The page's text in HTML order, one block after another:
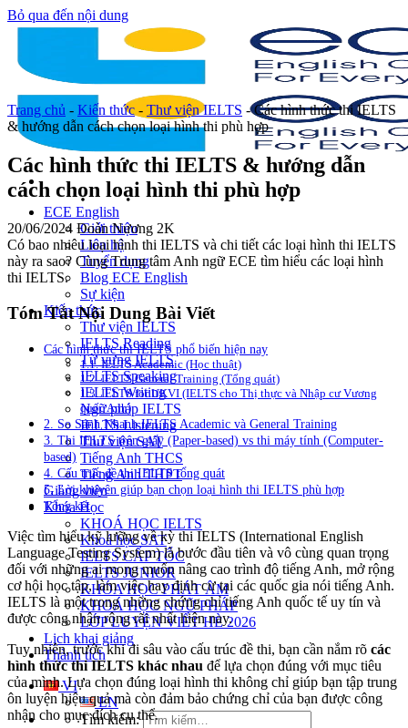
Bỏ qua đến nội dung
ECE English
Giới thiệu
Liên hệ
Tuyển dụng
Blog ECE English
Sự kiện
Kiến thức
Thư viện IELTS
IELTS Reading
Từ vựng IELTS
IELTS Speaking
IELTS Writing
Ngữ pháp IELTS
IELTS Listening
Thư viện SAT
Tiếng Anh THCS
Tiếng Anh THPT
Giảng viên
Khóa Học
KHOÁ HỌC IELTS
Khoá học SAT
IELTS CẤP TỐC
IELTS JUNIOR
KHÓA HỌC PHÁT ÂM
KHOÁ HỌC NGỮ PHÁP
LỚP LUYỆN VIẾT HÈ 2026
Lịch khai giảng
Thành tích
VI
EN
Tìm kiếm:
Trang chủ - Kiến thức - Thư viện IELTS -Các hình thức thi IELTS
& hướng dẫn cách chọn loại hình thi phù hợp
Các hình thức thi IELTS & hướng dẫn
cách chọn loại hình thi phù hợp
20/06/2024 Đoàn Nương 2K
Có bao nhiêu loại hình thi IELTS và chi tiết các loại hình thi IELTS
này ra sao? Cùng Trung tâm Anh ngữ ECE tìm hiểu các loại hình
thi IELTS.
Tóm Tắt Nội Dung Bài Viết
Các hình thức thi IELTS phổ biến hiện nay
1.1. IELTS Academic (Học thuật)
1.2. IELTS General Training (Tổng quát)
1.3. IELTS for UKVI (IELTS cho Thị thực và Nhập cư Vương
quốc Anh)
2. So Sánh Nhanh IELTS Academic và General Training
3. Thi IELTS trên giấy (Paper-based) vs thi máy tính (Computer-
based)
4. Cấu trúc đề thi IELTS tổng quát
5. Lời khuyên giúp bạn chọn loại hình thi IELTS phù hợp
Tổng kết
Việc tìm hiểu kỹ lưỡng về kỳ thi IELTS (International English
Language Testing System) là bước đầu tiên và vô cùng quan trọng
đối với những ai mong muốn nâng cao trình độ tiếng Anh, mở rộng
cơ hội học tập, làm việc hay định cư tại các quốc gia nói tiếng Anh.
IELTS là một trong những chứng chỉ tiếng Anh quốc tế uy tín và
được công nhận rộng rãi nhất hiện nay.
Tuy nhiên, trước khi đi sâu vào cấu trúc đề thi, bạn cần nắm rõ các
hình thức thi IELTS khác nhau để lựa chọn đúng với mục tiêu
của mình. Lựa chọn đúng loại hình thi không chỉ giúp bạn tập trung
ôn luyện hiệu quả mà còn đảm bảo chứng chỉ của bạn được công
nhận cho mục đích cụ thể.